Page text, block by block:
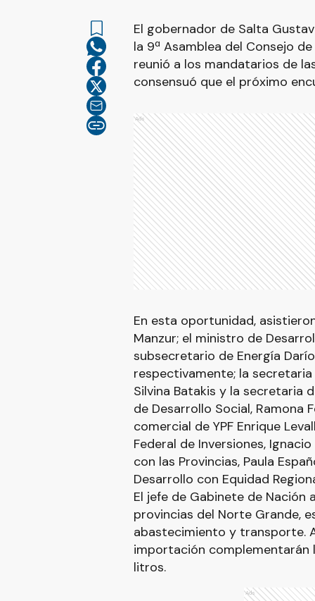
El gobernador de Salta
la 9ª Asamblea del Consejo
reunió a los mandatarios de
consensuó que el próximo
Ads
En esta oportunidad,
Manzur; el ministro de
subsecretario de Energía
respectivamente; la
Silvina Batakis y la secretaria
de Desarrollo Social, Ramona
comercial de YPF Enrique
Federal de Inversiones,
con las Provincias, Paula
Desarrollo con Equidad
El jefe de Gabinete de Nación
provincias del Norte Grande,
abastecimiento y transporte.
importación complementarán
litros.
Ads